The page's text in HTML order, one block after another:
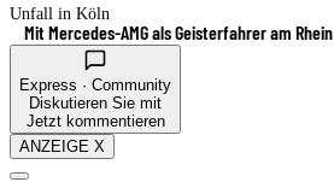
Unfall in Köln
Mit Mercedes-AMG als Geisterfahrer am Rhein
Express · Community
Diskutieren Sie mit
Jetzt kommentieren
ANZEIGE X